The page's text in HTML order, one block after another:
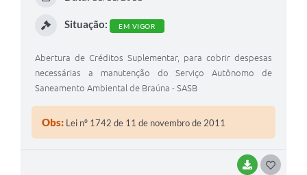
BAIXAR
Situação: EM VIGOR
Abertura de Créditos Suplementar, para cobrir despesas
necessárias a manutenção do Serviço Autônomo de
Saneamento Ambiental de Braúna - SASB
Obs: Lei nº 1742 de 11 de novembro de 2011